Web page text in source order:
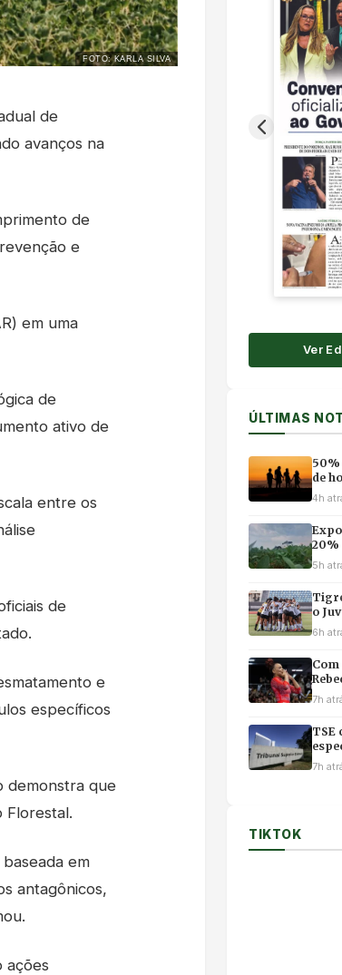
FOTO: KARLA SILVA
de
avanços na
de
e
em uma
de
ativo de
entre os
de
e
específicos
demonstra que
Florestal.
em
antagônicos,
ações
Ver
ÚLTIMAS
50%
de
vida
4h
20%
com
5h
o
6h
mas
7h
TSE
7h
TIKTOK